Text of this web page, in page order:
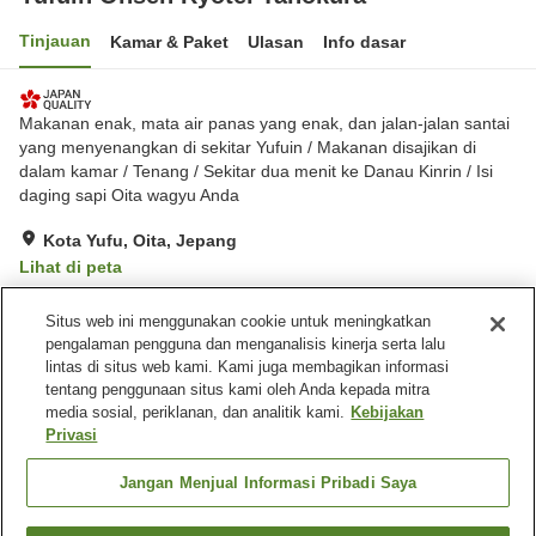
Tinjauan Kamar & Paket Ulasan Info dasar
Makanan enak, mata air panas yang enak, dan jalan-jalan santai
yang menyenangkan di sekitar Yufuin / Makanan disajikan di
dalam kamar / Tenang / Sekitar dua menit ke Danau Kinrin / Isi
daging sapi Oita wagyu Anda
Kota Yufu, Oita, Jepang
Lihat di peta
Fasilitas properti
Tempat parkir
Pemandian udara terbuka
Pemandian besar
Pemandian besar (air
panas)
Situs web ini menggunakan cookie untuk meningkatkan
pengalaman pengguna dan menganalisis kinerja serta lalu
lintas di situs web kami. Kami juga membagikan informasi
tentang penggunaan situs kami oleh Anda kepada mitra
media sosial, periklanan, dan analitik kami. Kebijakan
Privasi
Jangan Menjual Informasi Pribadi Saya